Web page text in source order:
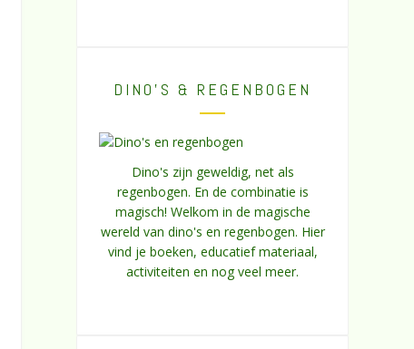
DINO’S & REGENBOGEN
Dino's zijn geweldig, net als
regenbogen. En de combinatie is
magisch! Welkom in de magische
wereld van dino's en regenbogen. Hier
vind je boeken, educatief materiaal,
activiteiten en nog veel meer.